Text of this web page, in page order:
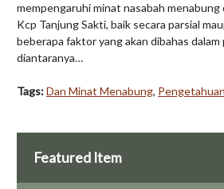
mempengaruhi minat nasabah menabung
Kcp Tanjung Sakti, baik secara parsial
beberapa faktor yang akan dibahas dalam
diantaranya…
Tags:Dan Minat Menabung, Pengetahuan
Featured Item